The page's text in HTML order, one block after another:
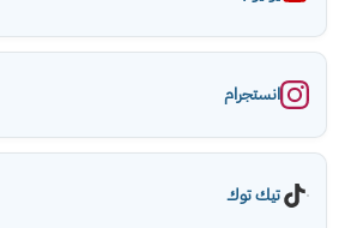
انستجرام
تيك توك